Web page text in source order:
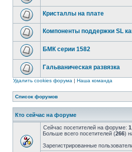
Кристаллы на плате
Компоненты поддержки SL
БМК серии 1582
Гальваническая развязка
Удалить cookies форума | Наша команда
Список форумов
Кто сейчас на форуме
Сейчас посетителей на форуме: 1
Больше всего посетителей (266)
Зарегистрированные